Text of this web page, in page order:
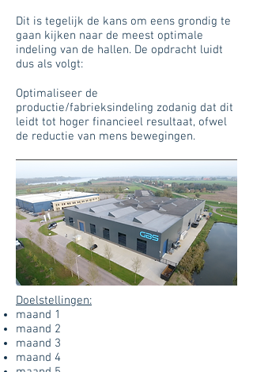
Dit is tegelijk de kans om eens grondig te
gaan kijken naar de meest optimale
indeling van de hallen. De opdracht luidt
dus als volgt:
Optimaliseer de
productie/fabrieksindeling zodanig dat dit
leidt tot hoger financieel resultaat, ofwel
de reductie van mens bewegingen.
Doelstellingen:
maand 1
maand 2
maand 3
maand 4